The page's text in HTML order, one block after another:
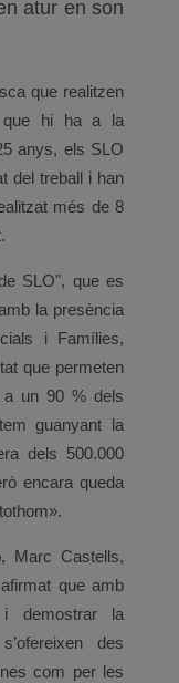
atur en son
que realitzen
que hi ha a la
anys, els SLO
del treball i han
més de 8
SLO", que es
la presència
i Famílies,
que permeten
a un 90 % dels
guanyant la
dels 500.000
encara queda
Marc Castells,
que amb
demostrar la
des
com per les